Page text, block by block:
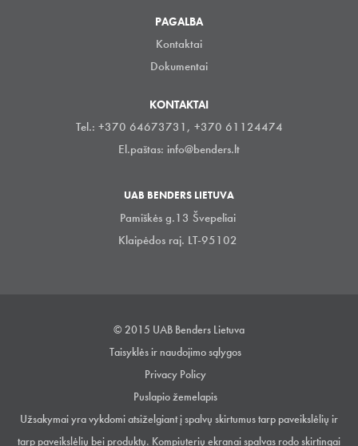
PAGALBA
Kontaktai
Dokumentai
KONTAKTAI
Tel.: +370 64673731, +370 61124474
El.paštas: info@benders.lt
UAB BENDERS LIETUVA
Pamiškės g.13 Švepeliai
Klaipėdos raj. LT-95102
© 2015 UAB Benders Lietuva
Taisyklės ir naudojimo sąlygos
Privacy Policy
Puslapio žemelapis
Užsakymai yra vykdomi atsiželgiant į spalvų skirtumus tarp paveikslėlių ir
tarp paveikslėlių bei produktų. Kompiuterių ekranai spalvas rodo skirtingai